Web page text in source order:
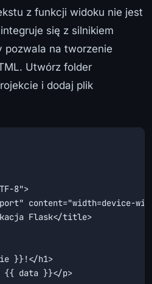
z funkcji widoku nie jest
się z silnikiem
pozwala na tworzenie
Utwórz folder
i dodaj plik
8">
content="width=device-
Flask</title>
}}!</h1>
{{ data }}</p>